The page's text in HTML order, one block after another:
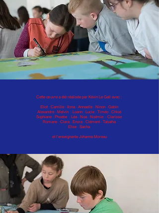
Cette œuvre a été réalisée par Kévin Le Gall avec :
Eliot · Camille · Ilona · Annaelle · Ninon · Gabin
Alexandre · Melvin · Loann · Lucie · Timéo · Chloé
Sophiane · Phoebe · Léa · Noa · Noémie · Clarisse
Romane · Clara · Enora · Clément · Tabatha
Elise · Sacha
et l’enseignante Johanna Moreau